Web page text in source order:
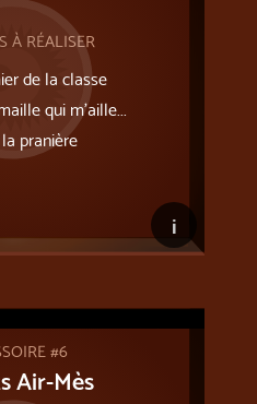
À RÉALISER
de la classe
qui m’aille...
pranière
i
#6
Air-Mès